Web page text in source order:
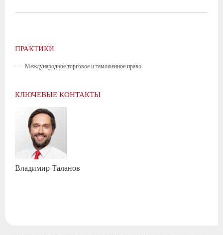
ПРАКТИКИ
— Международное торговое и таможенное право
КЛЮЧЕВЫЕ КОНТАКТЫ
ВладимирТаланов